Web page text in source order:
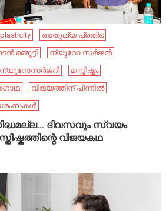
അതുല്യ പ്രതിഭ
മമ്മൂട്ടി
ന്യൂറോ സർജൻ
ന്യൂറോസർജറി
മസ്തിഷ്കം
വിജയത്തിന് പിന്നിൽ
ദിവസവും സ്വയം
വിജയകഥ